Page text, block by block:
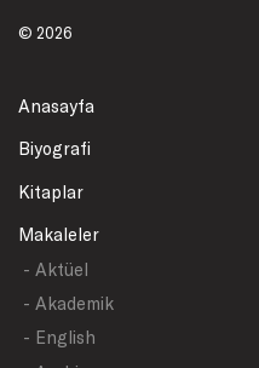
© 2026
Anasayfa
Biyografi
Kitaplar
Makaleler
- Aktüel
- Akademik
- English